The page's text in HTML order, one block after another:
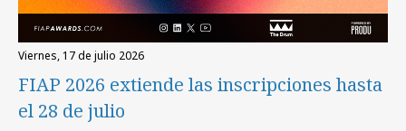
viernes, 17 de julio 2026
FIAP 2026 extiende las inscripciones hasta
el 28 de julio